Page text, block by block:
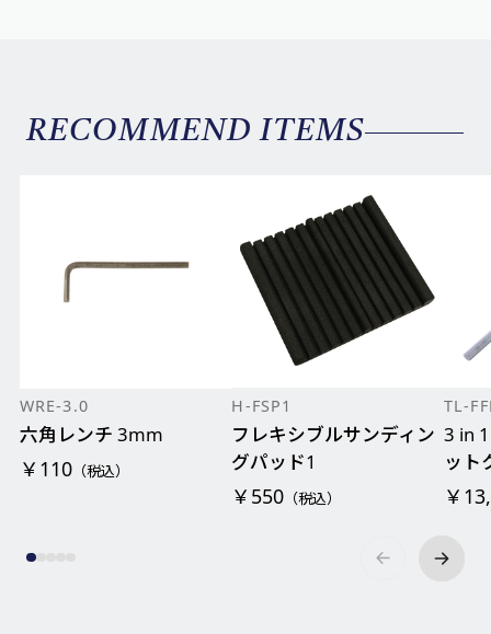
RECOMMEND ITEMS
WRE-3.0
六角レンチ 3mm
￥110（税込）
H-FSP1
フレキシブルサンディン
グパッド1
￥550 （税込）
TL-
3 in
ット
￥